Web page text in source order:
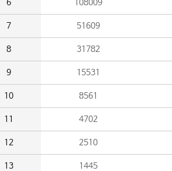
6 108009
7 51609
8 31782
9 15531
10 8561
11 4702
12 2510
13 1445